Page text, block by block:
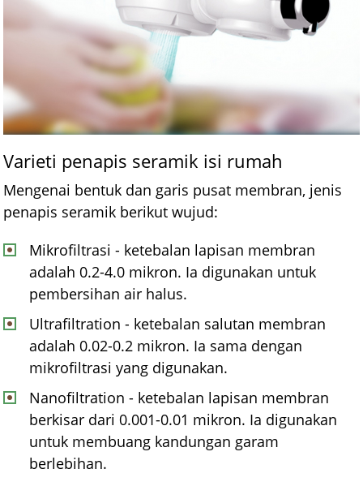
Varieti penapis seramik isi rumah
Mengenai bentuk dan garis pusat membran, jenis
penapis seramik berikut wujud:
Mikrofiltrasi - ketebalan lapisan membran
adalah 0.2-4.0 mikron. Ia digunakan untuk
pembersihan air halus.
Ultrafiltration - ketebalan salutan membran
adalah 0.02-0.2 mikron. Ia sama dengan
mikrofiltrasi yang digunakan.
Nanofiltration - ketebalan lapisan membran
berkisar dari 0.001-0.01 mikron. Ia digunakan
untuk membuang kandungan garam
berlebihan.